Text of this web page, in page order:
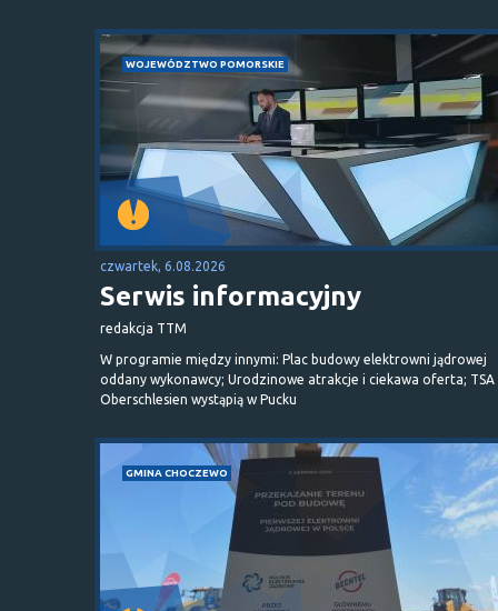
WOJEWÓDZTWO POMORSKIE
czwartek, 6.08.2026
Serwis informacyjny
redakcja TTM
W programie między innymi: Plac budowy elektrowni jądrowej
oddany wykonawcy; Urodzinowe atrakcje i ciekawa oferta; TSA
Oberschlesien wystąpią w Pucku
GMINA CHOCZEWO